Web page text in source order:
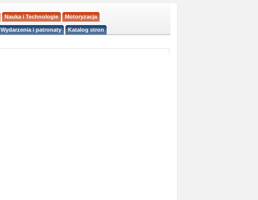
Nauka i Technologie Motoryzacja
Wydarzenia i patronaty Katalog stron